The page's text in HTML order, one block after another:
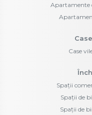
Apartamente
Case
Spații
Spații de
Spații de